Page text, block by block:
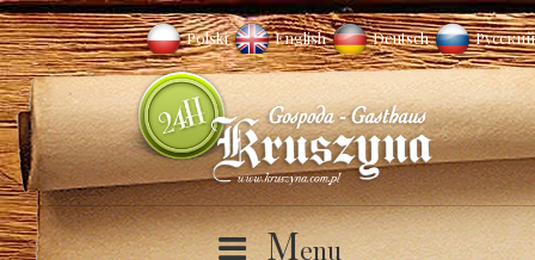
Polski English Deutsch Русский
Menu